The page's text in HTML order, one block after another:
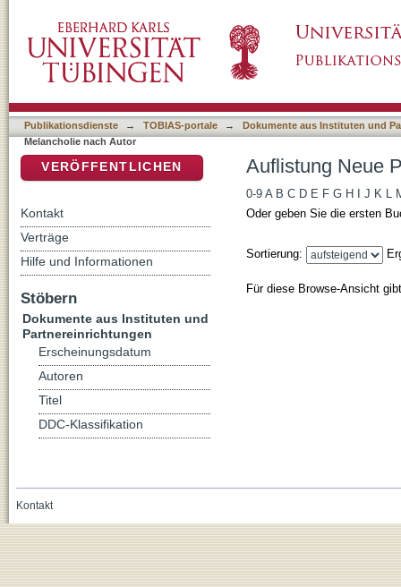
Publikationsdienste → TOBIAS-portale →
Dokumente aus Instituten und
Melancholie nach Autor
Auflistung Neue
0-9 A B C D E F G H J K L
Oder geben Sie die ersten
Sortierung:
Für diese Browse-Ansicht
VERÖFFENTLICHEN
Kontakt
Verträge
Hilfe und Informationen
Stöbern
Dokumente aus Instituten und
Partnereinrichtungen
Erscheinungsdatum
Autoren
Titel
DDC-Klassifikation
Kontakt